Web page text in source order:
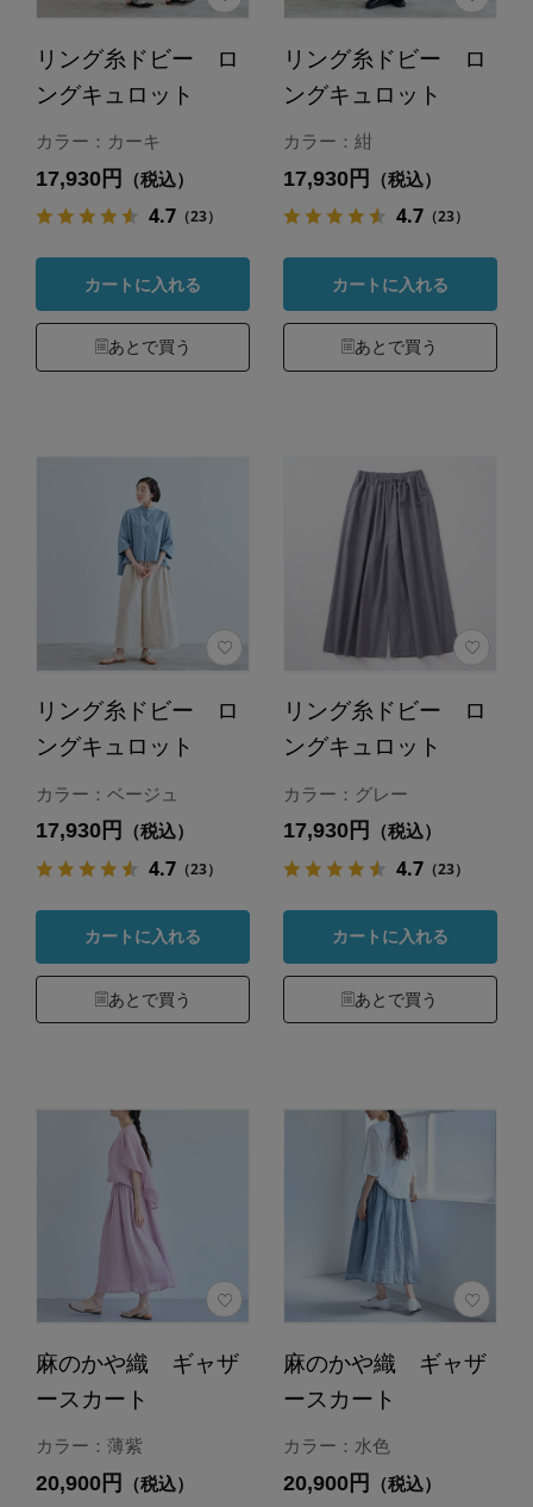
リング糸ドビー ロ
ングキュロット
カラー：カーキ
17,930円 （税込）
4.7（23）
カートに入れる
あとで買う
リング糸ドビー ロ
ングキュロット
カラー：紺
17,930円 （税込）
4.7（23）
カートに入れる
あとで買う
リング糸ドビー ロ
ングキュロット
カラー：ベージュ
17,930円 （税込）
4.7（23）
カートに入れる
あとで買う
リング糸ドビー ロ
ングキュロット
カラー：グレー
17,930円 （税込）
4.7（23）
カートに入れる
あとで買う
麻のかや織 ギャザ
ースカート
カラー：薄紫
20,900円 （税込）
麻のかや織 ギャザ
ースカート
カラー：水色
20,900円 （税込）